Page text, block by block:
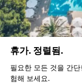
휴가. 정렬됨.
필요한 모든 것을 간
험해 보세요.